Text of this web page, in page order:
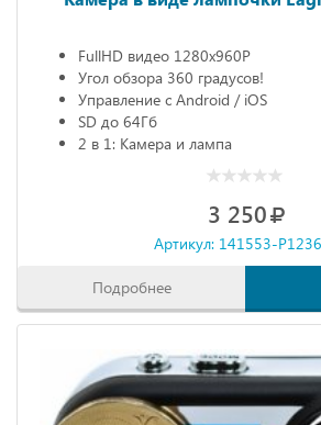
FullHD видео 1280х960P
Угол обзора 360 градусов!
Управление с Android / iOS
SD до 64Гб
2 в 1: Камера и лампа
3 250
Артикул: 141553-
Подробнее